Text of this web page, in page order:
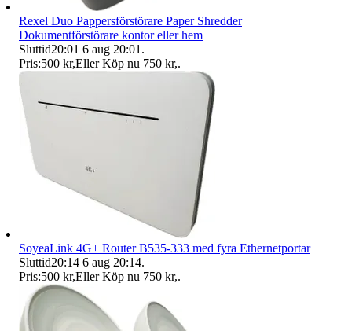
Rexel Duo Pappersförstörare Paper Shredder
Dokumentförstörare kontor eller hem
Sluttid20:01 6 aug 20:01 .
Pris:500 kr,Eller Köp nu 750 kr,.
SoyeaLink 4G+ Router B535-333 med fyra Ethernetportar
Sluttid20:14 6 aug 20:14.
Pris:500 kr,Eller Köp nu 750 kr,.